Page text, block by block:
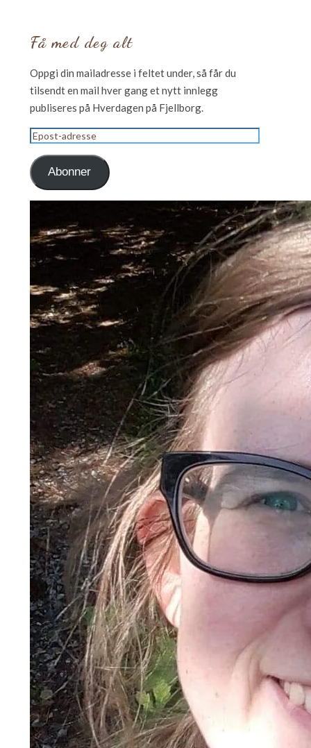
Få med deg alt
Oppgi din mailadresse i feltet under, så får du
tilsendt en mail hver gang et nytt innlegg
publiseres på Hverdagen på Fjellborg.
Epost-
adresse
Abonner